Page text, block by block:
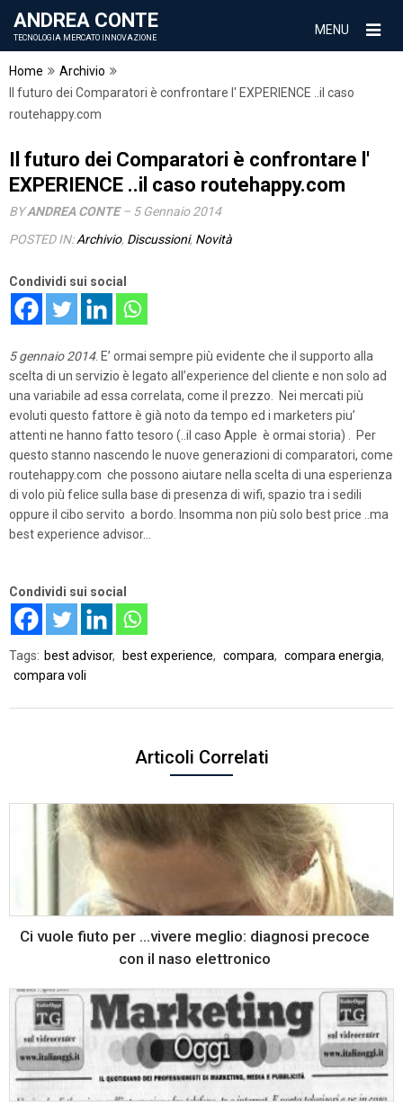
ANDREA CONTE
TECNOLOGIA MERCATO INNOVAZIONE
MENU
Home
Archivio
Il futuro dei Comparatori è confrontare l' EXPERIENCE ..il caso
routehappy.com
Il futuro dei Comparatori è confrontare l'
EXPERIENCE ..il caso routehappy.com
BYANDREA CONTE– 5 Gennaio 2014
POSTED IN:Archivio, Discussioni, Novità
Condividi sui social
5 gennaio 2014. E’ ormai sempre più evidente che il supporto alla
scelta di un servizio è legato all’experience del cliente e non solo ad
una variabile ad essa correlata, come il prezzo. Nei mercati più
evoluti questo fattore è già noto da tempo ed i marketers piu’
attenti ne hanno fatto tesoro (..il caso Apple è ormai storia) . Per
questo stanno nascendo le nuove generazioni di comparatori, come
routehappy.com che possono aiutare nella scelta di una esperienza
di volo più felice sulla base di presenza di wifi, spazio tra i sedili
oppure il cibo servito a bordo. Insomma non più solo best price ..ma
best experience advisor…
Condividi sui social
Tags: best advisor, best experience, compara, compara energia,
compara voli
Articoli Correlati
Ci vuole fiuto per …vivere meglio: diagnosi precoce
con il naso elettronico